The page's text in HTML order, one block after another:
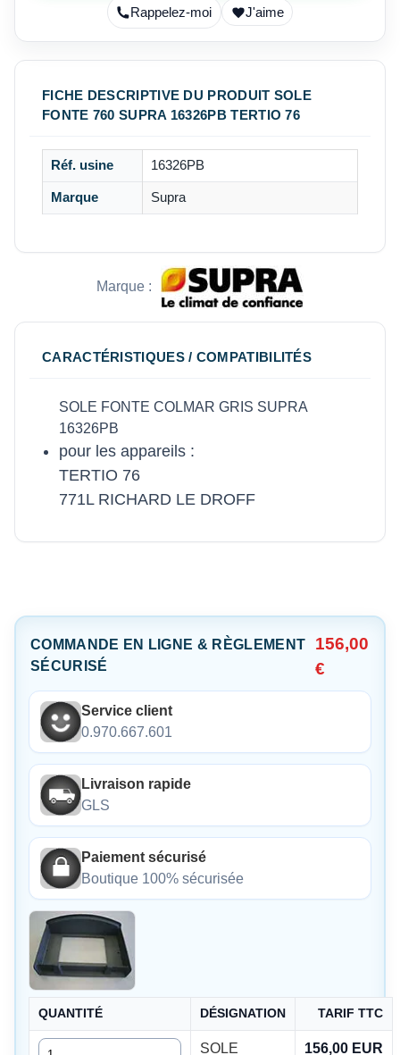
Rappelez-moi J'aime
FICHE DESCRIPTIVE DU PRODUIT SOLE
FONTE 760 SUPRA 16326PB TERTIO 76
Réf. usine 16326PB
Marque Supra
Marque :
CARACTÉRISTIQUES / COMPATIBILITÉS
SOLE FONTE COLMAR GRIS SUPRA
16326PB
pour les appareils :
TERTIO 76
771L RICHARD LE DROFF
COMMANDE EN LIGNE & RÈGLEMENT
SÉCURISÉ
156,00
€
Service client
0.970.667.601
Livraison rapide
GLS
Paiement sécurisé
Boutique 100% sécurisée
QUANTITÉ DÉSIGNATION TARIF TTC
Quantité SOLE 156,00 EUR